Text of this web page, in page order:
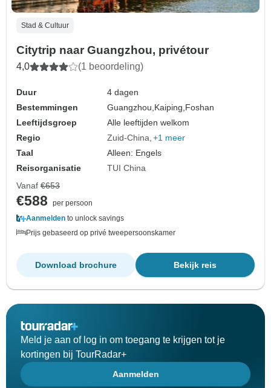
Stad & Cultuur
Citytrip naar Guangzhou, privétour
4,0 (1 beoordeling)
Duur
4 dagen
Bestemmingen
Guangzhou, Kaiping, Foshan
Leeftijdsgroep
Alle leeftijden welkom
Regio
Zuid-China +1 meer
Taal
Alleen: Engels
Reisorganisatie
TUI China
Vanaf €653
€588
per persoon
Aanmelden to unlock savings
Prijs gebaseerd op privé tweepersoonskamer
Bekijk reis
Download brochure
Meld je aan of log in om toegang te krijgen tot je
kortingen bij TourRadar+
Aanmelden